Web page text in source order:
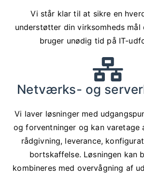
Vi står klar til at sikre en
understøtter din virksomheds
bruger unødig tid på IT-
Netværks- og
Vi laver løsninger med
og forventninger og kan varetage
rådgivning, leverance,
bortskaffelse. Løsningen kan
kombineres med overvågning af